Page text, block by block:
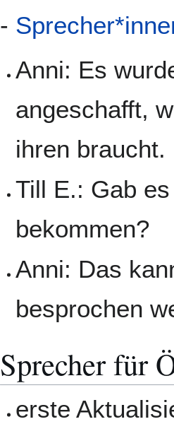
-
Anni: Es
angeschafft,
ihren
Till E.: Gab
bekommen?
Anni: Das
besprochen
Sprecher für
erste